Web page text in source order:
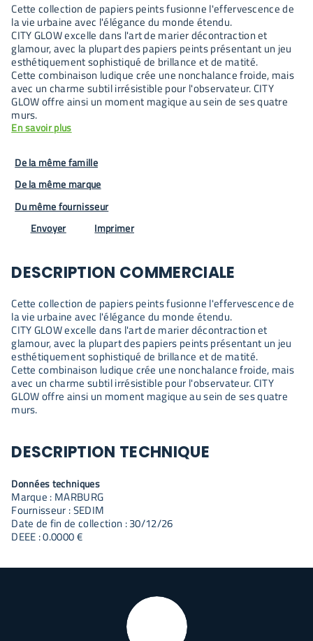
Cette collection de papiers peints fusionne l'effervescence de
la vie urbaine avec l'élégance du monde étendu.
CITY GLOW excelle dans l'art de marier décontraction et
glamour, avec la plupart des papiers peints présentant un jeu
esthétiquement sophistiqué de brillance et de matité.
Cette combinaison ludique crée une nonchalance froide, mais
avec un charme subtil irrésistible pour l'observateur. CITY
GLOW offre ainsi un moment magique au sein de ses quatre
murs.
En savoir plus
De la même famille
De la même marque
Du même fournisseur
Envoyer
Imprimer
DESCRIPTION COMMERCIALE
Cette collection de papiers peints fusionne l'effervescence de
la vie urbaine avec l'élégance du monde étendu.
CITY GLOW excelle dans l'art de marier décontraction et
glamour, avec la plupart des papiers peints présentant un jeu
esthétiquement sophistiqué de brillance et de matité.
Cette combinaison ludique crée une nonchalance froide, mais
avec un charme subtil irrésistible pour l'observateur. CITY
GLOW offre ainsi un moment magique au sein de ses quatre
murs.
DESCRIPTION TECHNIQUE
Données techniques
Marque : MARBURG
Fournisseur : SEDIM
Date de fin de collection : 30/12/26
DEEE : 0.0000 €